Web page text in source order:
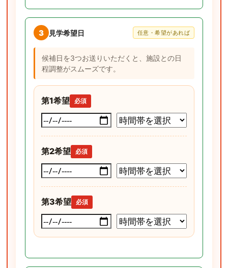
3 見学希望日 任意・希望があれば
候補日を3つお送りいただくと、施設との日
程調整がスムーズです。
第1希望 必須
第2希望 必須
第3希望 必須